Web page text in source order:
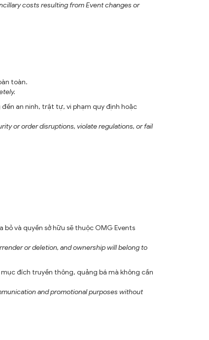
costs resulting from Event changes or
toàn.
an ninh, trật tự, vi phạm quy định hoặc
or order disruptions, violate regulations, or fail
và quyền sở hữu sẽ thuộc OMG Events
or deletion, and ownership will belong to
đích truyền thông, quảng bá mà không cần
and promotional purposes without